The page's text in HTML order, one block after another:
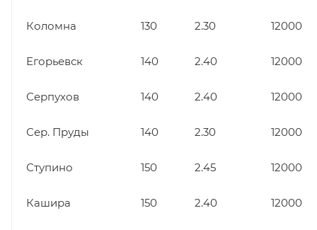
Коломна 130 2.30 12000
Егорьевск 140 2.40 12000
Серпухов 140 2.40 12000
Сер. Пруды 140 2.30 12000
Ступино 150 2.45 12000
Кашира 150 2.40 12000